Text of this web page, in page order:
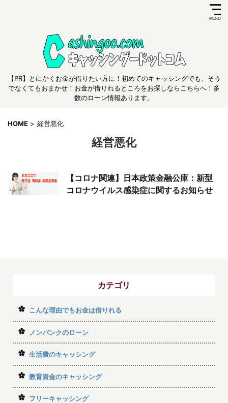
【PR】とにかくお金が借りたい方に！初めてのキャッシングでも、そう
でなくてもおまかせ！お金が借りれるところをお探しならこちらへ！多
数のローン情報あります。
HOME > 経営悪化
経営悪化
【コロナ関連】日本政策金融公庫：新型
コロナウイルス感染症に関するお知らせ
カテゴリ
こんな理由でもお金は借りれる
ノンバンクのローン
生活費のキャッシング
教育資金のキャッシング
フリーキャッシング